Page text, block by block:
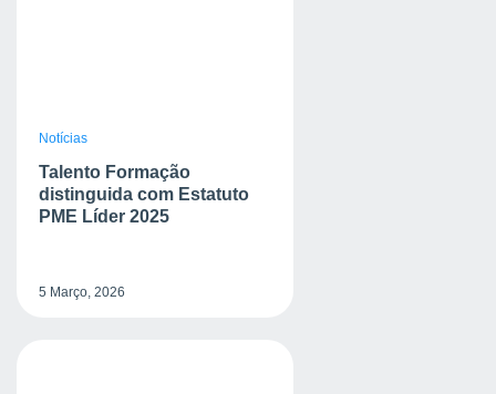
Notícias
5 Março, 2026
Talento Formação
distinguida com Estatuto
PME Líder 2025